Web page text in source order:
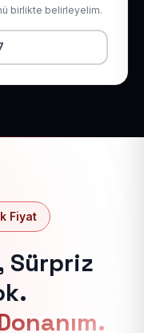
birlikte belirleyelim.
Fiyat
Sürpriz